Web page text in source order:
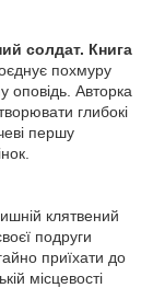
солдат. Книга
похмуру
оповідь. Авторка
глибокі
першу
клятвений
подруги
приїхати до
місцевості